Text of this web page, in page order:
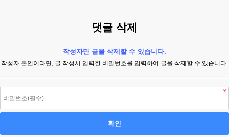
댓글 삭제
작성자만 글을 삭제할 수 있습니다.
작성자 본인이라면, 글 작성시 입력한 비밀번호를 입력하여 글을 삭제할 수 있습니다.